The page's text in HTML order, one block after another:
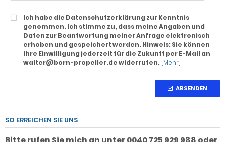
Ich habe die Datenschutzerklärung zur Kenntnis
genommen. Ich stimme zu, dass meine Angaben und
Daten zur Beantwortung meiner Anfrage elektronisch
erhoben und gespeichert werden. Hinweis: Sie können
Ihre Einwilligung jederzeit für die Zukunft per E-Mail an
walter@born-propeller.de widerrufen. [Mehr]
ABSENDEN
SO ERREICHEN SIE UNS